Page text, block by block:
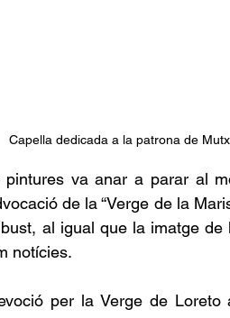
Capella dedicada a la patrona de
va anar a parar al
de la “Verge de la
al igual que la imatge
notícies.
per la Verge de